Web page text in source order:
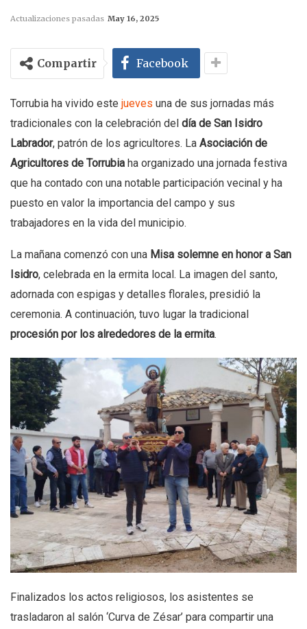
Actualizaciones pasadas May 16, 2025
Compartir Facebook
Torrubia ha vivido este jueves una de sus jornadas más
tradicionales con la celebración del día de San Isidro
Labrador, patrón de los agricultores. La Asociación de
Agricultores de Torrubia ha organizado una jornada festiva
que ha contado con una notable participación vecinal y ha
puesto en valor la importancia del campo y sus
trabajadores en la vida del municipio.
La mañana comenzó con una Misa solemne en honor a San
Isidro, celebrada en la ermita local. La imagen del santo,
adornada con espigas y detalles florales, presidió la
ceremonia. A continuación, tuvo lugar la tradicional
procesión por los alrededores de la ermita.
Finalizados los actos religiosos, los asistentes se
trasladaron al salón ‘Curva de Zésar’ para compartir una